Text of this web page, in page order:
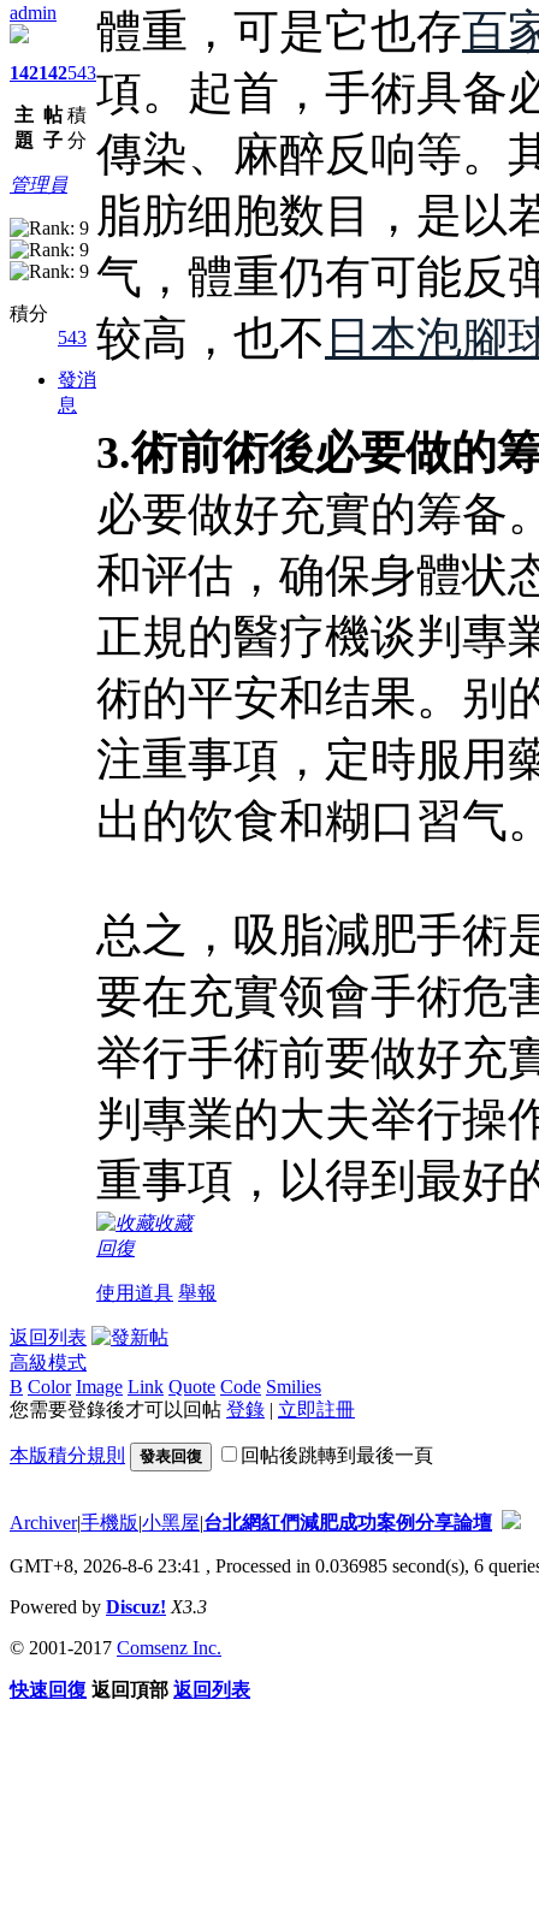
admin
142
主
題
142
帖
子
543
積
分
管理員
積分
543
發消
息
體重，可是它也存百
項。起首，手術具备
傳染、麻醉反响等。
脂肪细胞数目，是以
气，體重仍有可能反
较高，也不 日本泡腳
3.術前術後必要做的
必要做好充實的筹备
和评估，确保身體状
正規的醫疗機谈判專
術的平安和结果。别
注重事項，定時服用
出的饮食和糊口習气
总之，吸脂減肥手術
要在充實领會手術危
举行手術前要做好充
判專業的大夫举行操
重事項，以得到最好
收藏
回復
使用道具 舉報
返回列表
高級模式
B Color Image Link Quote Code Smilies
您需要登錄後才可以回帖 登錄 | 立即註冊
本版積分規則 發表回復 回帖後跳轉到最後一頁
Archiver|手機版|小黑屋|台北網紅們減肥成功案例分享論壇
GMT+8, 2026-8-6 23:41 , Processed in 0.036985 second(s), 6
Powered by Discuz! X3.3
© 2001-2017 Comsenz Inc.
快速回復 返回頂部 返回列表